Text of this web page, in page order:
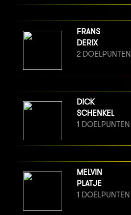
FRANS
DERIX
2 DOELPUNTEN
DICK
SCHENKEL
1 DOELPUNTEN
MELVIN
PLATJE
1 DOELPUNTEN